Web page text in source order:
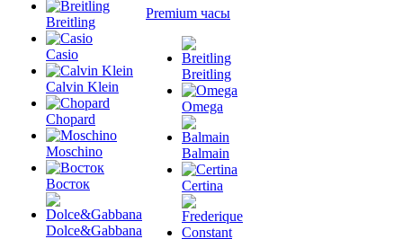
Breitling
Casio
Calvin Klein
Chopard
Moschino
Восток
Dolce&Gabbana
Premium часы
Breitling
Omega
Balmain
Certina